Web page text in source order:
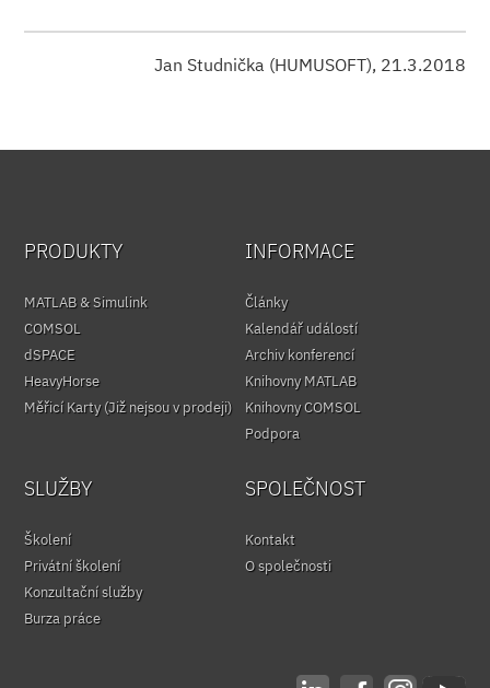
Jan Studnička (HUMUSOFT), 21.3.2018
PRODUKTY
MATLAB & Simulink
COMSOL
dSPACE
HeavyHorse
Měřicí Karty (Již nejsou v prodeji)
INFORMACE
Články
Kalendář událostí
Archiv konferencí
Knihovny MATLAB
Knihovny COMSOL
Podpora
SLUŽBY
Školení
Privátní školení
Konzultační služby
Burza práce
SPOLEČNOST
Kontakt
O společnosti